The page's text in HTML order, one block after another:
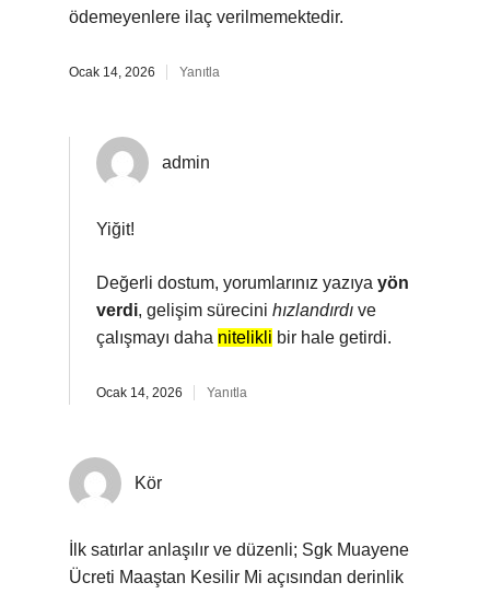
ödemeyenlere ilaç verilmemektedir.
Ocak 14, 2026 Yanıtla
admin
Yiğit!
Değerli dostum, yorumlarınız yazıya yön
verdi, gelişim sürecini hızlandırdı ve
çalışmayı daha nitelikli bir hale getirdi.
Ocak 14, 2026 Yanıtla
Kör
İlk satırlar anlaşılır ve düzenli; Sgk Muayene
Ücreti Maaştan Kesilir Mi açısından derinlik